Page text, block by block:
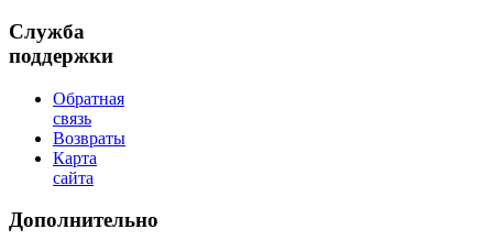
Служба
поддержки
Обратная
связь
Возвраты
Карта
сайта
Дополнительно